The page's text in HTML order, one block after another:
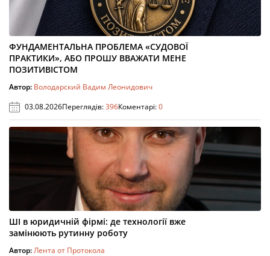
ФУНДАМЕНТАЛЬНА ПРОБЛЕМА «СУДОВОЇ
ПРАКТИКИ», АБО ПРОШУ ВВАЖАТИ МЕНЕ
ПОЗИТИВІСТОМ
Автор: Володарский Вадим Леонидович
03.08.2026Переглядів:396Коментарі:0
ШІ в юридичній фірмі: де технології вже
замінюють рутинну роботу
Автор:Лента от Протокола